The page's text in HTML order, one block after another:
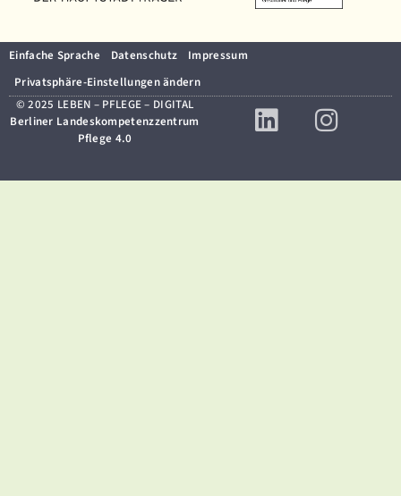
Einfache Sprache Datenschutz
Impressum
Privatsphäre-Einstellungen ändern
© 2025 LEBEN – PFLEGE – DIGITAL
Berliner Landeskompetenzzentrum
Pflege 4.0